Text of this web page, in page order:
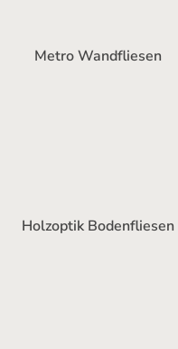
Metro Wandfliesen
Holzoptik Bodenfliesen